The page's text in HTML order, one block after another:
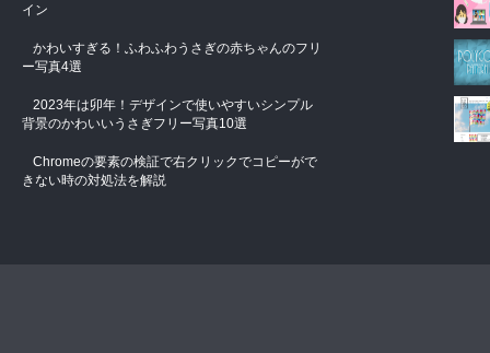
イン
かわいすぎる！ふわふわうさぎの赤ちゃんのフリ
ー写真4選
2023年は卯年！デザインで使いやすいシンプル
背景のかわいいうさぎフリー写真10選
Chromeの要素の検証で右クリックでコピーがで
きない時の対処法を解説